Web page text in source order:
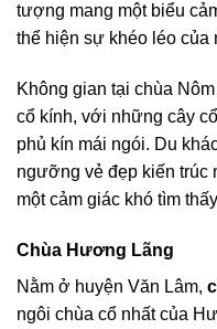
tượng mang một biểu
thể hiện sự khéo léo của
Không gian tại chùa
cổ kính, với những cây
phủ kín mái ngói. Du
ngưỡng vẻ đẹp kiến trúc
một cảm giác khó tìm
Chùa Hương Lãng
Nằm ở huyện Văn Lâm,
ngôi chùa cổ nhất của